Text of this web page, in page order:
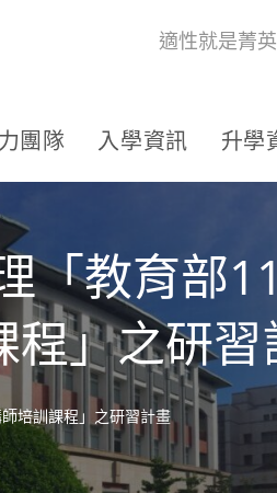
適性就是菁
團隊 入學資訊 升學
「教育部
程」之研習
培訓課程」之研習計畫